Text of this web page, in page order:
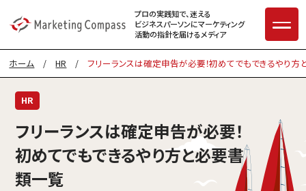
プロの実践知で、迷える
ビジネスパーソンにマーケティング
活動の指針を届けるメディア
ホーム /HR /フリーランスは確定申告が必要！初めてでもできるやり
HR
フリーランスは確定申告が必要！
初めてでもできるやり方と必要書
類一覧